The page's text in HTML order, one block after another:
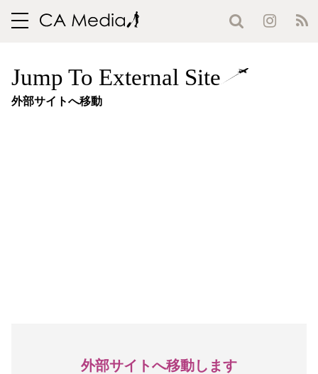
toggle
Jump To External Site
外部サイトへ移動
外部サイトへ移動します